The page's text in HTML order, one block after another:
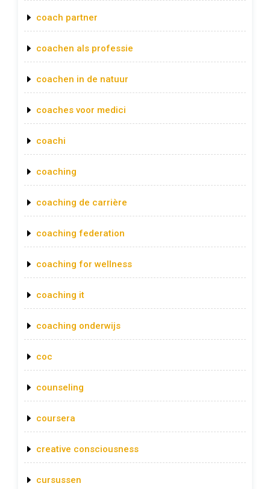
coach partner
coachen als professie
coachen in de natuur
coaches voor medici
coachi
coaching
coaching de carrière
coaching federation
coaching for wellness
coaching it
coaching onderwijs
coc
counseling
coursera
creative consciousness
cursussen